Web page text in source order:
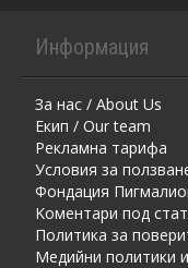
Информация
За нас / About Us
Екип / Our team
Рекламна тарифа
Условия за
Фондация
Kоментaри под
Политика за
Медийни политики